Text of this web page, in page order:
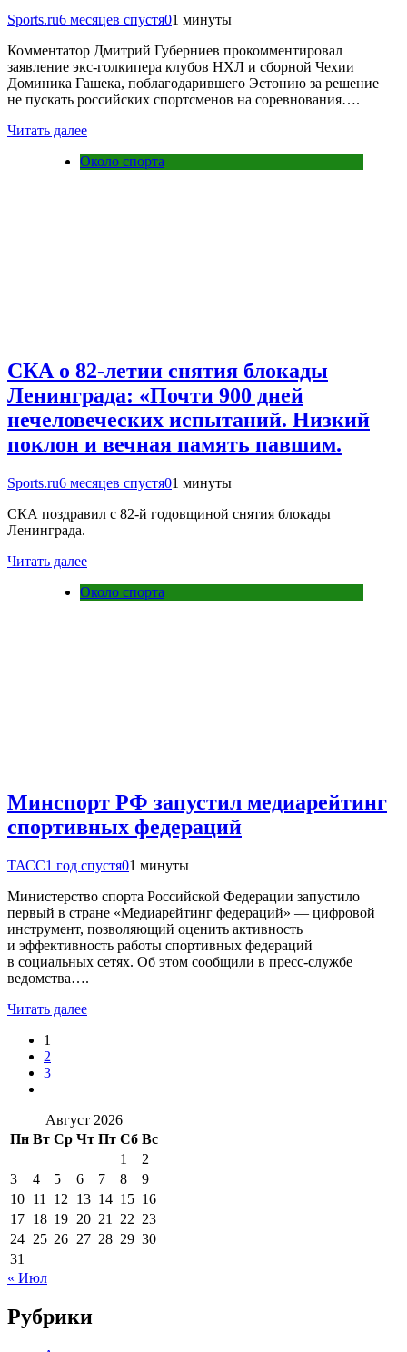
Sports.ru6 месяцев спустя01 минуты
Комментатор Дмитрий Губерниев прокомментировал
заявление экс-голкипера клубов НХЛ и сборной Чехии
Доминика Гашека, поблагодарившего Эстонию за решение
не пускать российских спортсменов на соревнования….
Читать далее
Около спорта
СКА о 82-летии снятия блокады
Ленинграда: «Почти 900 дней
нечеловеческих испытаний. Низкий
поклон и вечная память павшим.
Sports.ru6 месяцев спустя01 минуты
СКА поздравил с 82-й годовщиной снятия блокады
Ленинграда.
Читать далее
Около спорта
Минспорт РФ запустил медиарейтинг
спортивных федераций
ТАСС1 год спустя01 минуты
Министерство спорта Российской Федерации запустило
первый в стране «Медиарейтинг федераций» — цифровой
инструмент, позволяющий оценить активность
и эффективность работы спортивных федераций
в социальных сетях. Об этом сообщили в пресс-службе
ведомства….
Читать далее
1
2
3
Август 2026
Пн Вт Ср Чт Пт Сб Вс
1
2
3
4 5 6 7 8
9
10 11 12 13 14 15 16
17 18 19 20 21 22 23
24 25 26 27 28 29 30
31
« Июл
Рубрики